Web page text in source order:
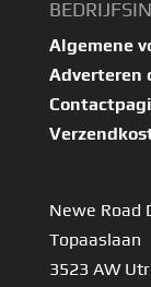
Algemene
Adverteren
Newe Road
Topaaslaan
3523 AW